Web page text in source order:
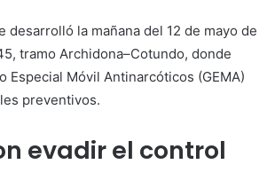
desarrolló la mañana del 12 de mayo de
tramo Archidona–Cotundo, donde
Especial Móvil Antinarcóticos (GEMA)
preventivos.
evadir el control